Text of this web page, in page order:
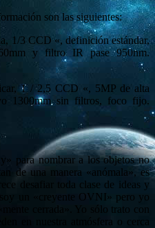
son las siguientes:
1/3 CCD «, definición estándar,
y filtro IR pase 950nm.
1 / 2,5 CCD «, 5MP de alta
1300mm sin filtros, foco fijo.
para nombrar a los objetos no
de una manera «anómala», es
desafiar toda clase de ideas y
soy un «creyente OVNI» pero yo
cerrada». Yo sólo trato con
en nuestra atmósfera o cerca